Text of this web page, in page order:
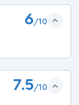
6/10
7.5/10